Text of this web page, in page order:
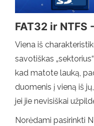
FAT32 ir
Viena iš
savotiškas
kad matote lauką,
duomenis į vieną iš
jei jie nevisiškai
Norėdami pasirinkti